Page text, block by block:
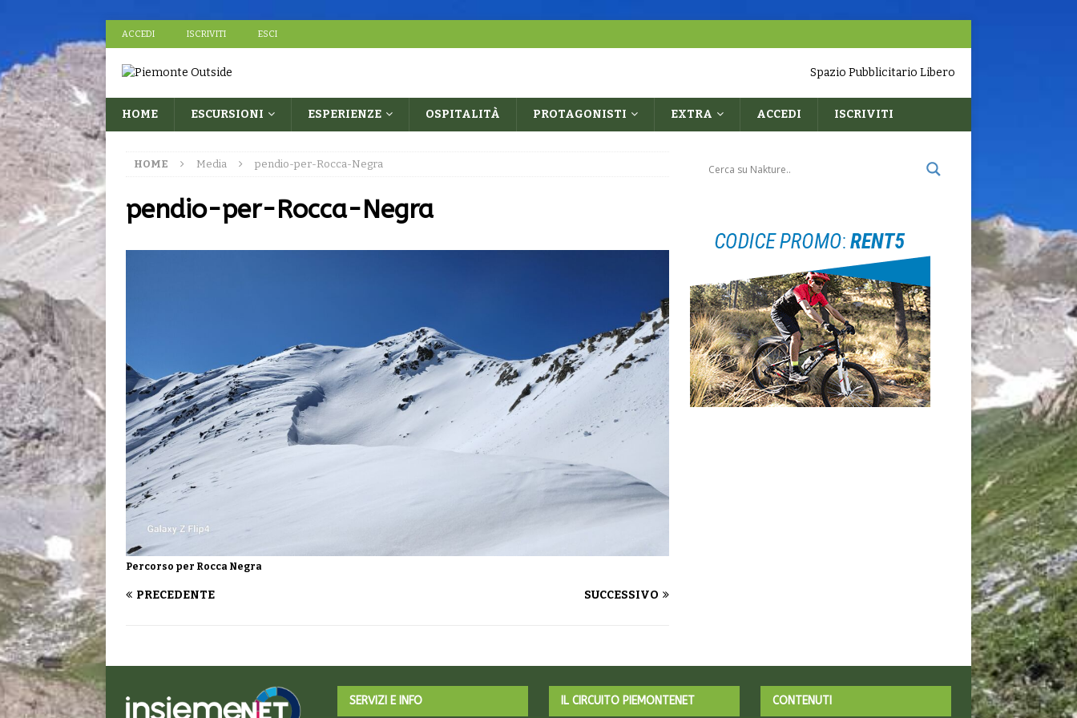
ACCEDI ISCRIVITI ESCI
Spazio Pubblicitario Libero
HOME ESCURSIONI ESPERIENZE OSPITALITÀ PROTAGONISTI EXTRA ACCEDI ISCRIVITI
HOME Media pendio-per-Rocca-Negra
pendio-per-Rocca-Negra
Percorso per Rocca Negra
PRECEDENTE SUCCESSIVO
SERVIZI E INFO IL CIRCUITO PIEMONTENET CONTENUTI